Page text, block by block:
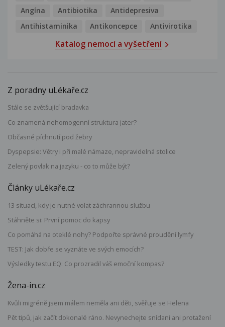
Angína
Antibiotika
Antidepresiva
Antihistaminika
Antikoncepce Antivirotika
Katalog nemocí a vyšetření
Z poradny uLékaře.cz
Stále se zvětšující bradavka
Co znamená nehomogenní struktura jater?
Občasné píchnutí pod žebry
Dyspepsie: Větry i při malé námaze, nepravidelná stolice
Zelený povlak na jazyku - co to může být?
Články uLékaře.cz
13 situací, kdy je nutné volat záchrannou službu
Stáhněte si: První pomoc do kapsy
Co pomáhá na oteklé nohy? Podpořte správné proudění lymfy
TEST: Jak dobře se vyznáte ve svých emocích?
Výsledky testu EQ: Co prozradil váš emoční kompas?
Žena-in.cz
Kvůli migréně jsem málem neměla ani děti, svěřuje se Helena
Pět tipů, jak začít dokonalé ráno. Nevynechejte snídani ani protažení